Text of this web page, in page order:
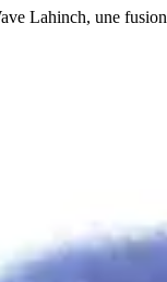
Lahinch, une